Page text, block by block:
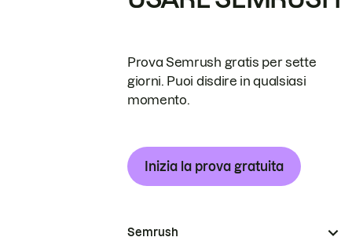
Prova Semrush gratis per sette
giorni. Puoi disdire in qualsiasi
momento.
Inizia la prova gratuita
Semrush